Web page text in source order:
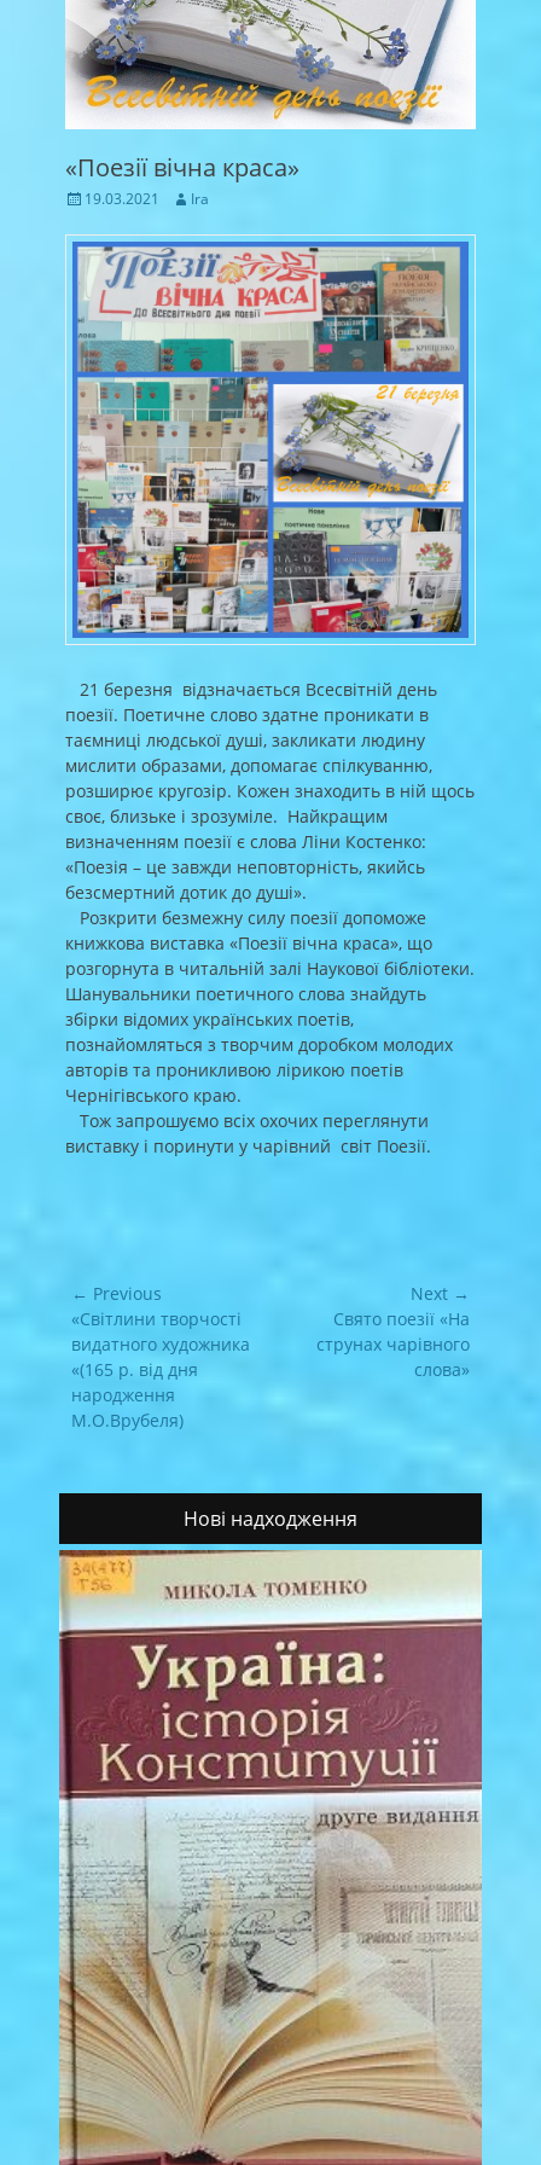
«Поезії вічна краса»
Posted
19.03.2021 Author
Ira
21 березня відзначається Всесвітній день
поезії. Поетичне слово здатне проникати в
таємниці людської душі, закликати людину
мислити образами, допомагає спілкуванню,
розширює кругозір. Кожен знаходить в ній щось
своє, близьке і зрозуміле. Найкращим
визначенням поезії є слова Ліни Костенко:
«Поезія – це завжди неповторність, якийсь
безсмертний дотик до душі».
Розкрити безмежну силу поезії допоможе
книжкова виставка «Поезії вічна краса», що
розгорнута в читальній залі Наукової бібліотеки.
Шанувальники поетичного слова знайдуть
збірки відомих українських поетів,
познайомляться з творчим доробком молодих
авторів та проникливою лірикою поетів
Чернігівського краю.
Тож запрошуємо всіх охочих переглянути
виставку і поринути у чарівний світ Поезії.
Навігація
записів
← Previous
Previous
post:
«Світлини творчості
видатного художника
«(165 р. від дня
народження
М.О.Врубеля)
Next →
Свято поезії «На
струнах чарівного
слова»
Нові надходження